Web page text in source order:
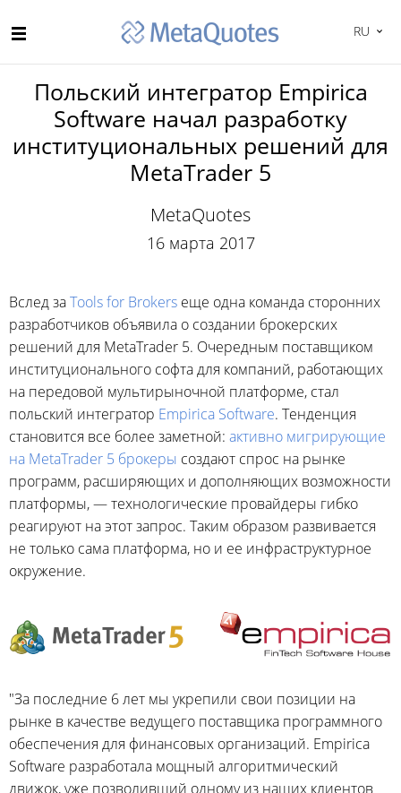
RU
Польский интегратор Empirica
Software начал разработку
институциональных решений для
MetaTrader 5
MetaQuotes
16 марта 2017
Вслед заTools for Brokers еще одна команда сторонних
разработчиков объявила о создании брокерских
решений для MetaTrader 5. Очередным поставщиком
институционального софта для компаний, работающих
на передовой мультирыночной платформе, стал
польский интегратор Empirica Software. Тенденция
становится все более заметной: активно мигрирующие
на MetaTrader 5 брокеры создают спрос на рынке
программ, расширяющих и дополняющих возможности
платформы, — технологические провайдеры гибко
реагируют на этот запрос. Таким образом развивается
не только сама платформа, но и ее инфраструктурное
окружение.
"За последние 6 лет мы укрепили свои позиции на
рынке в качестве ведущего поставщика программного
обеспечения для финансовых организаций. Empirica
Software разработала мощный алгоритмический
движок, уже позволивший одному из наших клиентов